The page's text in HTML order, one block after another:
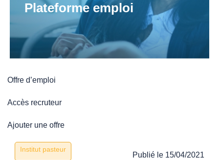
Plateforme emploi
Offre d’emploi
Accès recruteur
Ajouter une offre
Institut pasteur
Publié le 15/04/2021